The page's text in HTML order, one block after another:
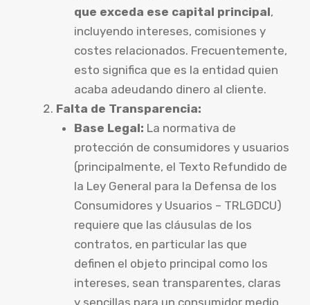
que exceda ese capital principal,
incluyendo intereses, comisiones y
costes relacionados. Frecuentemente,
esto significa que es la entidad quien
acaba adeudando dinero al cliente.
Falta de Transparencia:
Base Legal: La normativa de
protección de consumidores y usuarios
(principalmente, el Texto Refundido de
la Ley General para la Defensa de los
Consumidores y Usuarios – TRLGDCU)
requiere que las cláusulas de los
contratos, en particular las que
definen el objeto principal como los
intereses, sean transparentes, claras
y sencillas para un consumidor medio.